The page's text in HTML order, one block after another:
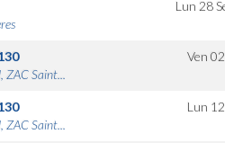
Lun 28
ZAC Saint...
Ven
ZAC Saint...
Lun